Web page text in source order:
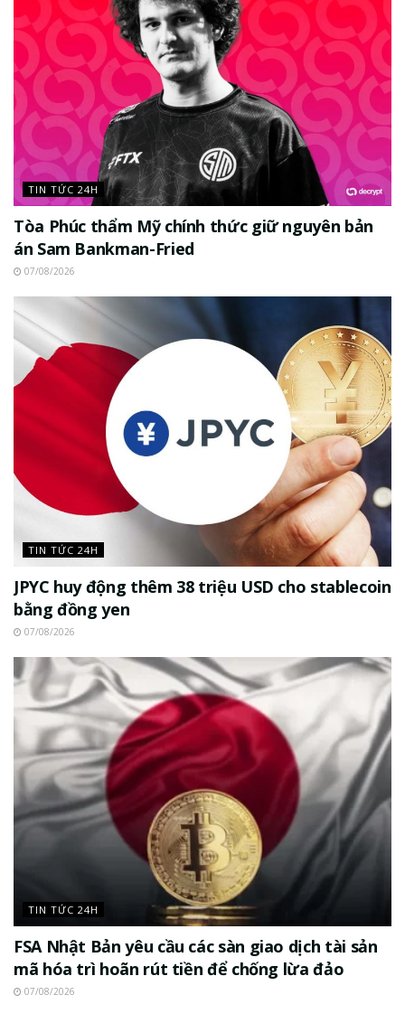
TIN TỨC 24H
Tòa Phúc thẩm Mỹ chính thức giữ nguyên bản
án Sam Bankman-Fried
07/08/2026
TIN TỨC 24H
JPYC huy động thêm 38 triệu USD cho stablecoin
bằng đồng yen
07/08/2026
TIN TỨC 24H
FSA Nhật Bản yêu cầu các sàn giao dịch tài sản
mã hóa trì hoãn rút tiền để chống lừa đảo
07/08/2026